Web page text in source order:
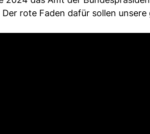
rote Faden dafür sollen unsere